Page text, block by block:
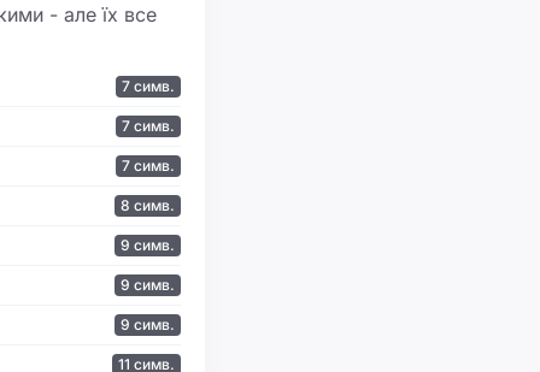
- але їх все
7 симв.
7 симв.
7 симв.
8 симв.
9 симв.
9 симв.
9 симв.
11 симв.